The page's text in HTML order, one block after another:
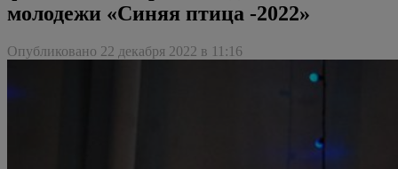
молодежи «Синяя птица -2022»
Опубликовано 22 декабря 2022 в 11:16